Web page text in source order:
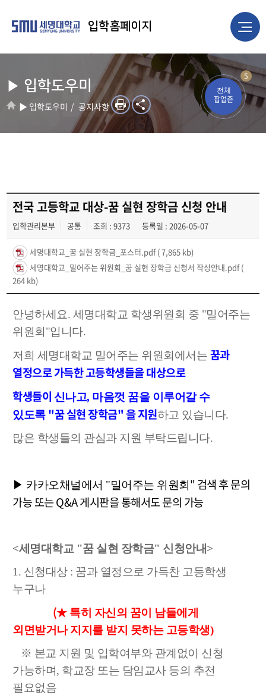
5
전체
팝업존
입학홈페이지
▶ 입학도우미
▶ 입학도우미 공지사항
전국 고등학교 대상-꿈 실현 장학금 신청 안내
입학관리본부 공통 조회 : 9373 등록일 : 2026-05-07
세명대학교_꿈 실현 장학금_포스터.pdf( 7,865 kb)
세명대학교_밀어주는 위원회_꿈 실현 장학금 신청서 작성안내.pdf(
264 kb)
안녕하세요. 세명대학교 학생위원회 중 "밀어주는
위원회"입니다.
저희 세명대학교 밀어주는 위원회에서는 꿈과
열정으로 가득한 고등학생들을 대상으로
학생들이 신나고, 마음껏 꿈을 이루어갈 수
있도록 "꿈 실현 장학금" 을 지원하고 있습니다.
많은 학생들의 관심과 지원 부탁드립니다.
▶ 카카오채널에서 "밀어주는 위원회 "검색 후 문의
가능 또는 Q&A 게시판을 통해서도 문의 가능
<세명대학교 "꿈 실현 장학금" 신청안내>
1. 신청대상 : 꿈과 열정으로 가득찬 고등학생
누구나
(★ 특히 자신의 꿈이 남들에게
외면받거나 지지를 받지 못하는 고등학생)
※ 본교 지원 및 입학여부와 관계없이 신청
가능하며, 학교장 또는 담임교사 등의 추천
필요없음